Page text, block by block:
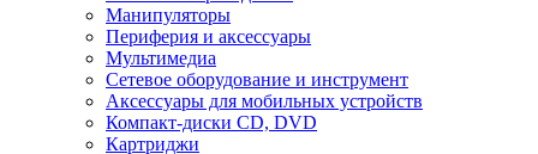
Манипуляторы
Периферия и аксессуары
Мультимедиа
Сетевое оборудование и инструмент
Аксессуары для мобильных устройств
Компакт-диски CD, DVD
Картриджи